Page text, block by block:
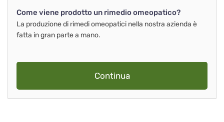
Come viene prodotto un rimedio omeopatico?
La produzione di rimedi omeopatici nella nostra azienda è
fatta in gran parte a mano.
Continua